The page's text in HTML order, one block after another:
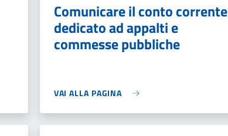
Comunicare il conto corrente
dedicato ad appalti e
commesse pubbliche
VAI ALLA PAGINA